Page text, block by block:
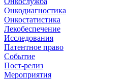
Онкодиагностика
Онкостатистика
Лекобеспечение
Исследования
Патентное право
Событие
Пост-релиз
Мероприятия